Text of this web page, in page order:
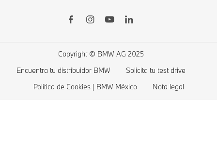
BMW Serie 2
BMW Serie 1
Copyright © BMW AG 2025
Encuentra tu distribuidor BMW
Solicita tu test drive
Política de Cookies | BMW México
Nota legal